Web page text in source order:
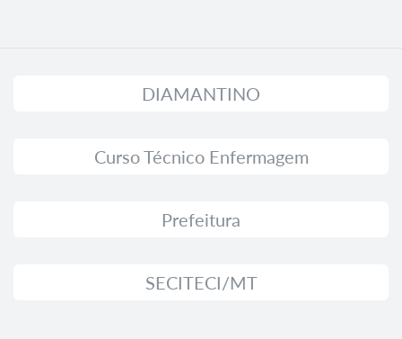
DIAMANTINO
Curso Técnico Enfermagem
Prefeitura
SECITECI/MT